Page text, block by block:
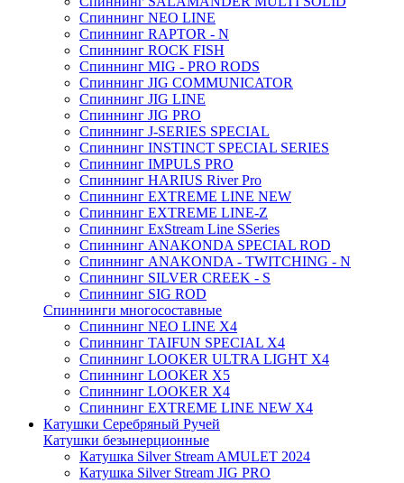
Спиннинг NEO LINE
Спиннинг RAPTOR - N
Спиннинг ROCK FISH
Спиннинг MIG - PRO RODS
Спиннинг JIG COMMUNICATOR
Спиннинг JIG LINE
Спиннинг JIG PRO
Спиннинг J-SERIES SPECIAL
Спиннинг INSTINCT SPECIAL SERIES
Спиннинг IMPULS PRO
Спиннинг HARIUS River Pro
Спиннинг EXTREME LINE NEW
Спиннинг EXTREME LINE-Z
Спиннинг ExStream Line SSeries
Спиннинг ANAKONDA SPECIAL ROD
Спиннинг ANAKONDA - TWITCHING - N
Спиннинг SILVER CREEK - S
Спиннинг SIG ROD
Спиннинги многосоставные
Спиннинг NEO LINE X4
Спиннинг TAIFUN SPECIAL X4
Спиннинг LOOKER ULTRA LIGHT X4
Спиннинг LOOKER X5
Спиннинг LOOKER X4
Спиннинг EXTREME LINE NEW X4
Катушки Серебряный Ручей
Катушки безынерционные
Катушка Silver Stream AMULET 2024
Катушка Silver Stream JIG PRO